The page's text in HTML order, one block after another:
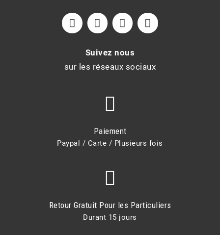
Suivez nous
sur les réseaux sociaux
Paiement
Paypal / Carte / Plusieurs fois
Retour Gratuit Pour les Particuliers
Durant 15 jours